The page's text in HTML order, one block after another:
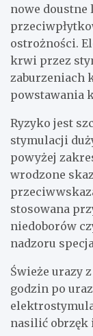
nowe
ostrożności.
krwi przez
zaburzeniach
powstawania
Ryzyko jest
stymulacji
powyżej
wrodzone
stosowana
niedoborów
nadzoru
Świeże urazy
godzin po
nasilić obrzęk